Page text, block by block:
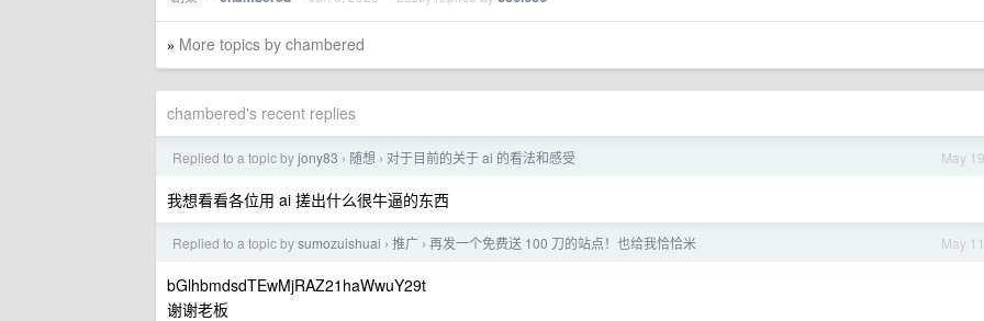
» More topics by chambered
chambered's recent replies
May 19
Replied to a topic byjony83 › 随想 › 对于目前的关于 ai 的看法和感受
我想看看各位用 ai 搓出什么很牛逼的东西
May 11
Replied to a topic bysumozuishuai › 推广 › 再发一个免费送 100 刀的站点！也给我恰恰米
bGlhbmdsdTEwMjRAZ21haWwuY29t
谢谢老板